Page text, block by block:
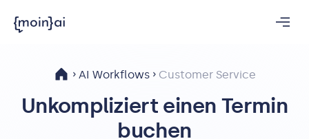
AI Workflows Customer Service
Unkompliziert einen Termin
buchen